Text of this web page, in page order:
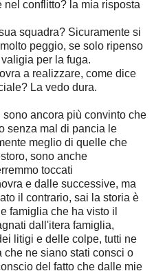
nel conflitto? la mia risposta
squadra? Sicuramente si
peggio, se solo ripenso
per la fuga.
a realizzare, come dice
La vedo dura.
ancora più convinto che
senza mal di pancia le
meglio di quelle che
sono anche
toccati
e dalle successive, ma
il contrario, sai la storia è
famiglia che ha visto il
dall'itera famiglia,
litigi e delle colpe, tutti ne
ne siano stati consci o
del fatto che dalle mie